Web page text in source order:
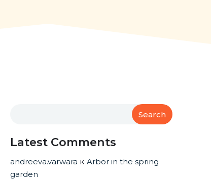
Search
Latest Comments
andreeva.varwara кArbor in the spring
garden